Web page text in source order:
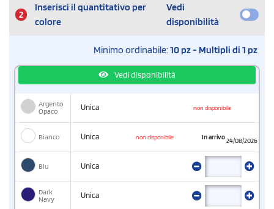
2
Inserisci il quantitativo per
colore
Vedi
disponibilità
Minimo ordinabile:10 pz - Multipli di 1 pz
Vedi disponibilità
Argento
Opaco
Unica non disponibile
Bianco Unica non disponibile In arrivo24/08/2026
Blu Unica
Dark
Navy
Unica